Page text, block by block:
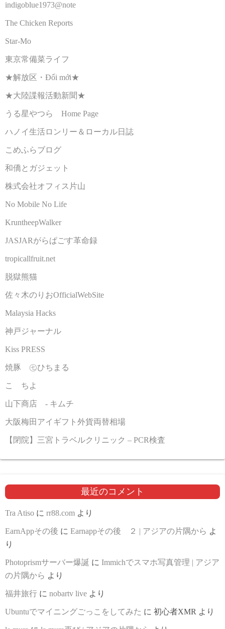
indigoblue1973@note
The Chicken Reports
Star-Mo
東京常備菜ライフ
★解放区・Đổi mới★
★大陸諜報活動新聞★
うる星やつら Home Page
ハノイ生活ロンリー＆ローカル日誌
こめふらブログ
和僑とガジェット
株式会社オフィス片山
No Mobile No Life
KruntheepWalker
JASJARがらぱごす革命録
tropicallfruit.net
脱獄熊猫
佐々木のりおOfficialWebSite
Malaysia Hacks
神戸ジャーナル
Kiss PRESS
焼豚 ㊆ひちまる
こゝちよ
山下商店 - キムチ
大阪梅田アイギフト外貨両替相場
【閉院】三宮トラベルクリニック – PCR検査
最近のコメント
Tra Atiso に rr88.com より
EarnAppその後 に Earnappその後 ２ | アジアの片隅から よ
り
Photoprismサーバー爆誕 に Immichでスマホ写真管理 | アジア
の片隅から より
福井旅行 に nobartv live より
Ubuntuでマイニングごっこをしてみた に 初心者XMR より